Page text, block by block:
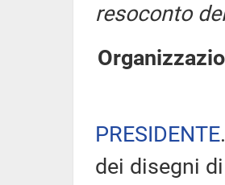
resoconto
PRESIDENTE
dei disegni